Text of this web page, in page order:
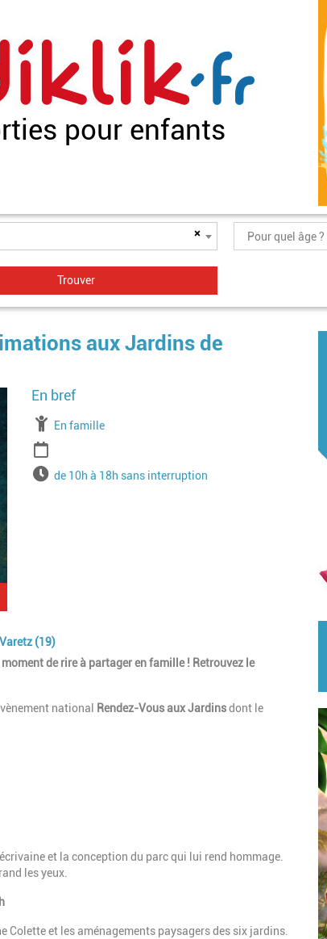
pour enfants
×
aux Jardins de
Image
À partir de
En famille
Horairesde 10h à 18h sans interruption
(19)
de rire à partager en famille ! Retrouvez le
national Rendez-Vous aux Jardinsdont le
et la conception du parc qui lui rend hommage.
les yeux.
Colette et les aménagements paysagers des six jardins.